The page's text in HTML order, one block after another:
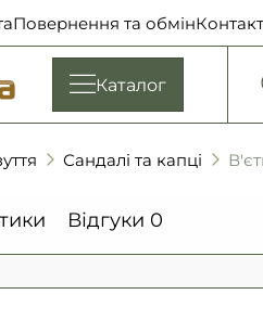
Повернення та обмін
Каталог
Сандалі та капці
Відгуки 0